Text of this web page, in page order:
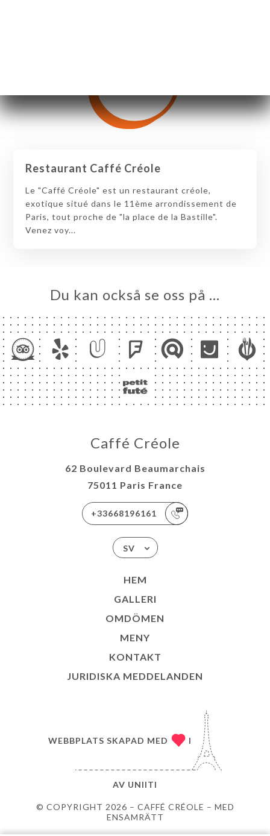
Restaurant Caffé Créole
Le "Caffé Créole" est un restaurant créole,
exotique situé dans le 11ème arrondissement de
Paris, tout proche de "la place de la Bastille".
Venez voy...
Du kan också se oss på …
Caffé Créole
62 Boulevard Beaumarchais
75011 Paris France
+33668196161
SV
HEM
GALLERI
OMDÖMEN
MENY
KONTAKT
JURIDISKA MEDDELANDEN
© COPYRIGHT 2026 – CAFFÉ CRÉOLE – MED
ENSAMRÄTT
WEBBPLATS SKAPAD MED I
AV UNIITI